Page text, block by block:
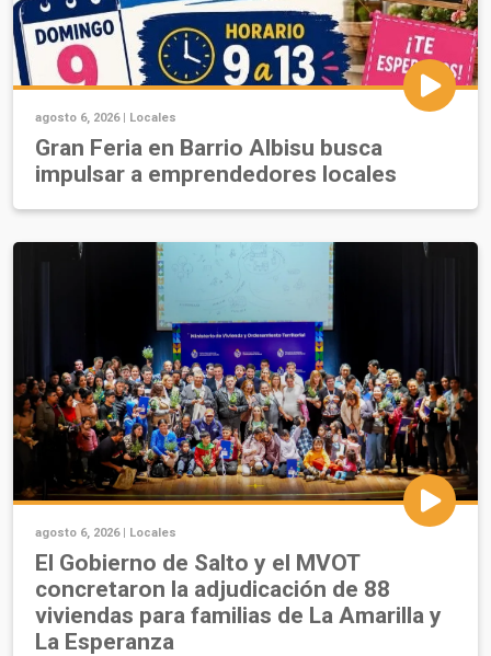
agosto 6, 2026 | Locales
Gran Feria en Barrio Albisu busca
impulsar a emprendedores locales
agosto 6, 2026 | Locales
El Gobierno de Salto y el MVOT
concretaron la adjudicación de 88
viviendas para familias de La Amarilla y
La Esperanza